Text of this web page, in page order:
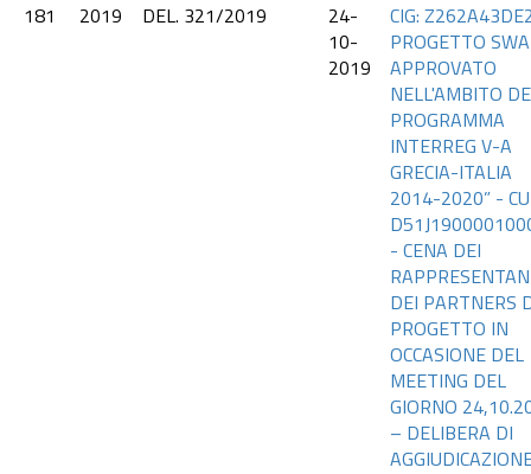
181
2019 DEL. 321/2019
24-
10-
2019
CIG:
PROGETTO
APPROVATO
NELL'AMBITO
PROGRAMMA
INTERREG V-A
GRECIA-ITALIA
2014-2020” -
- CENA DEI
DEI PARTNERS
PROGETTO IN
OCCASIONE DEL
MEETING DEL
GIORNO
– DELIBERA DI